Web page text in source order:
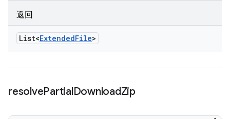
返回
List<ExtendedFile>
resolvePartialDownloadZip